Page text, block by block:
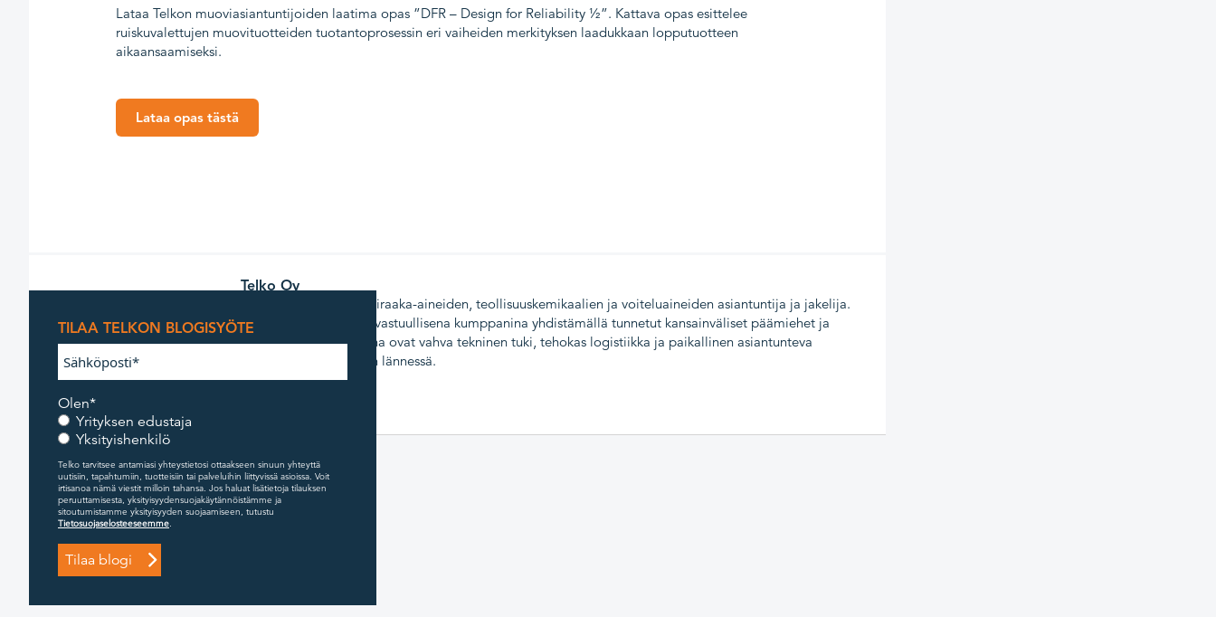
Lataa Telkon muoviasiantuntijoiden laatima opas ”DFR – Design for Reliability ½”. Kattava opas esittelee
ruiskuvalettujen muovituotteiden tuotantoprosessin eri vaiheiden merkityksen laadukkaan lopputuotteen
aikaansaamiseksi.
Lataa opas tästä
Telko Oy
Telko on johtava muoviraaka-aineiden, teollisuuskemikaalien ja voiteluaineiden asiantuntija ja jakelija.
Se toimii arvoketjussa vastuullisena kumppanina yhdistämällä tunnetut kansainväliset päämiehet ja
asiakkaat. Kilpailuetuina ovat vahva tekninen tuki, tehokas logistiikka ja paikallinen asiantunteva
palvelu niin idässä kuin lännessä.
TILAA TELKON BLOGISYÖTE
Olen*
Yrityksen edustaja
Yksityishenkilö
Telko tarvitsee antamiasi yhteystietosi ottaakseen sinuun yhteyttä
uutisiin, tapahtumiin, tuotteisiin tai palveluihin liittyvissä asioissa. Voit
irtisanoa nämä viestit milloin tahansa. Jos haluat lisätietoja tilauksen
peruuttamisesta, yksityisyydensuojakäytännöistämme ja
sitoutumistamme yksityisyyden suojaamiseen, tutustu
Tietosuojaselosteeseemme